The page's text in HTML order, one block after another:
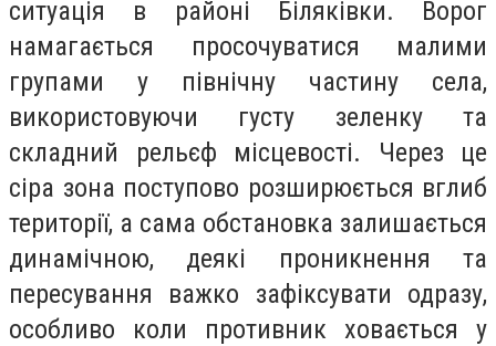
ситуація в районі Біляківки. Ворог
намагається просочуватися малими
групами у північну частину села,
використовуючи густу зеленку та
складний рельєф місцевості. Через це
сіра зона поступово розширюється вглиб
території, а сама обстановка залишається
динамічною, деякі проникнення та
пересування важко зафіксувати одразу,
особливо коли противник ховається у